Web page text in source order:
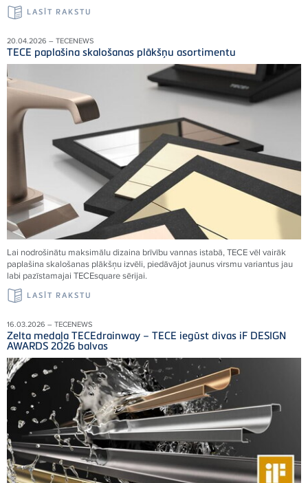
LASĪT RAKSTU
20.04.2026 – TECENEWS
TECE paplašina skalošanas plākšņu asortimentu
Lai nodrošinātu maksimālu dizaina brīvību vannas istabā, TECE vēl vairāk
paplašina skalošanas plākšņu izvēli, piedāvājot jaunus virsmu variantus jau
labi pazīstamajai TECEsquare sērijai.
LASĪT RAKSTU
16.03.2026 – TECENEWS
Zelta medaļa TECEdrainway – TECE iegūst divas iF DESIGN
AWARDS 2026 balvas